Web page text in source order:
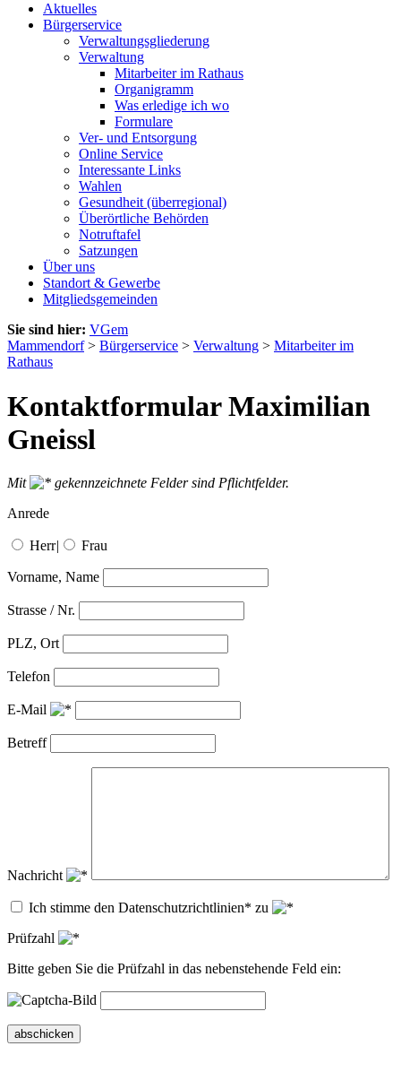
Aktuelles
Bürgerservice
Verwaltungsgliederung
Verwaltung
Mitarbeiter im Rathaus
Organigramm
Was erledige ich wo
Formulare
Ver- und Entsorgung
Online Service
Interessante Links
Wahlen
Gesundheit (überregional)
Überörtliche Behörden
Notruftafel
Satzungen
Über uns
Standort & Gewerbe
Mitgliedsgemeinden
Sie sind hier: VGem
Mammendorf> Bürgerservice > Verwaltung > Mitarbeiter im
Rathaus
Kontaktformular Maximilian
Gneissl
Mit
gekennzeichnete Felder sind Pflichtfelder.
Anrede
Herr| Frau
Vorname, Name
Strasse / Nr.
PLZ, Ort
Telefon
E-Mail
Betreff
Nachricht
Ich stimme den Datenschutzrichtlinien* zu
Prüfzahl
Bitte geben Sie die Prüfzahl in das nebenstehende Feld ein:
abschicken